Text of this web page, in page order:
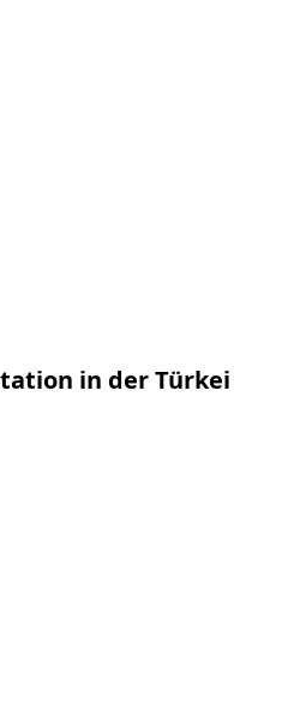
in der Türkei